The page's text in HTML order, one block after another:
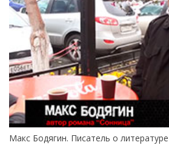
Макс Бодягин. Писатель о